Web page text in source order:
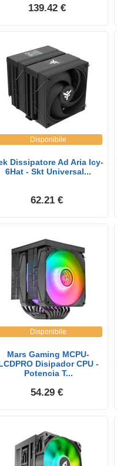
139.42 €
Disponibile
Dissipatore Ad Aria Icy-
6Hat - Skt Universal...
62.21 €
Disponibile
Mars Gaming MCPU-
Disipador CPU -
Potencia T...
54.29 €